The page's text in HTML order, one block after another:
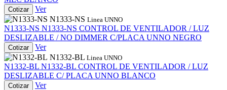
Cotizar
Ver
N1333-NS Linea UNNO
N1333-NS N1333-NS CONTROL DE VENTILADOR / LUZ
DESLIZABLE / NO DIMMER C/PLACA UNNO NEGRO
Cotizar
Ver
N1332-BL Linea UNNO
N1332-BL N1332-BL CONTROL DE VENTILADOR / LUZ
DESLIZABLE C/ PLACA UNNO BLANCO
Cotizar
Ver